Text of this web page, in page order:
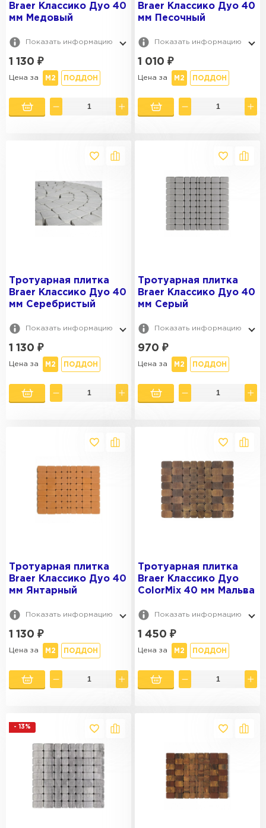
Braer Классико Дуо 40
мм Медовый
Показать информацию
1 130 ₽
Цена за М2 ПОДДОН
Braer Классико Дуо 40
мм Песочный
Показать информацию
1 010 ₽
Цена за М2 ПОДДОН
Тротуарная плитка
Braer Классико Дуо 40
мм Серебристый
Показать информацию
1 130 ₽
Цена за М2 ПОДДОН
Тротуарная плитка
Braer Классико Дуо 40
мм Серый
Показать информацию
970 ₽
Цена за М2 ПОДДОН
Тротуарная плитка
Braer Классико Дуо 40
мм Янтарный
Показать информацию
1 130 ₽
Цена за М2 ПОДДОН
Тротуарная плитка
Braer Классико Дуо
ColorMix 40 мм Мальва
Показать информацию
1 450 ₽
Цена за М2 ПОДДОН
- 13%